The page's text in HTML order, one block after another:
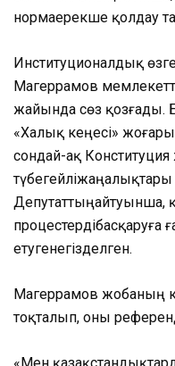
нормаерекше қолдау
Институционалдық
Магеррамов
жайында сөз қозғады.
«Халық кеңесі» жоғары
сондай-ақ Конституция
түбегейліжаңалықтары
Депутаттыңайтуынша,
процестердібасқаруға
етугенегізделген.
Магеррамов жобаның
тоқталып, оны